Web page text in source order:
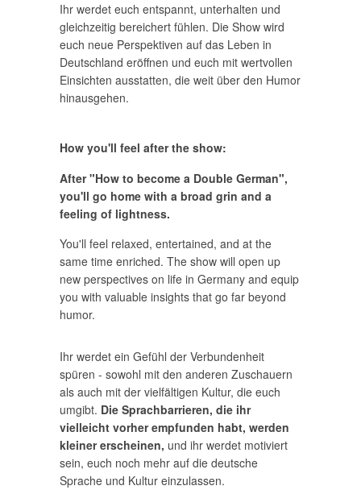
Ihr werdet euch entspannt, unterhalten und
gleichzeitig bereichert fühlen. Die Show wird
euch neue Perspektiven auf das Leben in
Deutschland eröffnen und euch mit wertvollen
Einsichten ausstatten, die weit über den Humor
hinausgehen.
How you'll feel after the show:
After "How to become a Double German",
you'll go home with a broad grin and a
feeling of lightness.
You'll feel relaxed, entertained, and at the
same time enriched. The show will open up
new perspectives on life in Germany and equip
you with valuable insights that go far beyond
humor.
Ihr werdet ein Gefühl der Verbundenheit
spüren - sowohl mit den anderen Zuschauern
als auch mit der vielfältigen Kultur, die euch
umgibt. Die Sprachbarrieren, die ihr
vielleicht vorher empfunden habt, werden
kleiner erscheinen, und ihr werdet motiviert
sein, euch noch mehr auf die deutsche
Sprache und Kultur einzulassen.